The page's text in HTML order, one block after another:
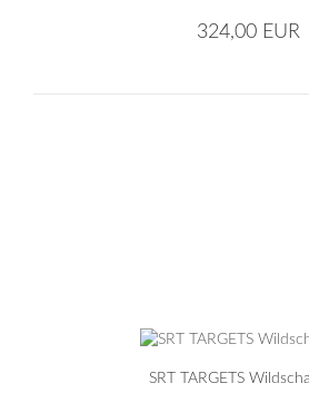
324,00 EUR
SRT TARGETS